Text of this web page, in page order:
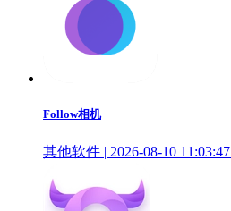
Follow相机
其他软件 | 2026-08-10 11:03:47